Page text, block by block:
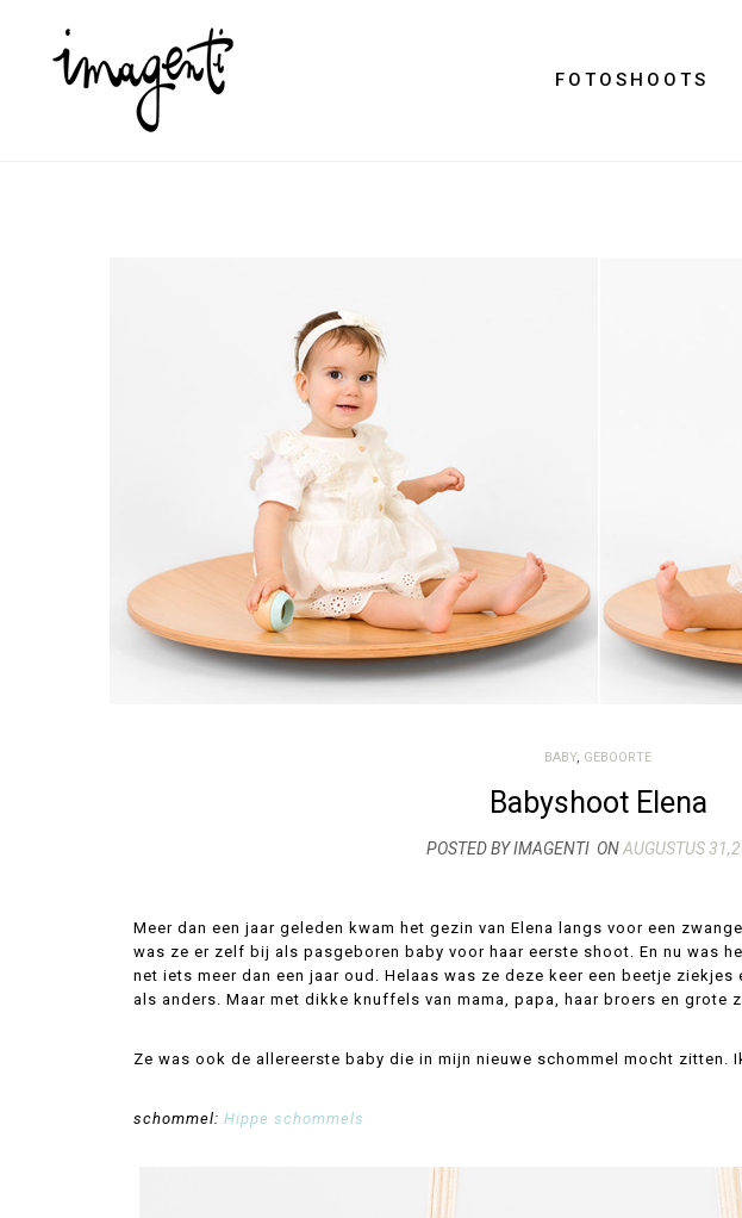
FOTOSHOOTS
BABY, GEBOORTE
Babyshoot Elena
POSTED BY IMAGENTI ONAUGUSTUS
Meer dan een jaar geleden kwam het gezin van Elena langs voor een
was ze er zelf bij als pasgeboren baby voor haar eerste shoot. En nu was
net iets meer dan een jaar oud. Helaas was ze deze keer een beetje
als anders. Maar met dikke knuffels van mama, papa, haar broers en grote
Ze was ook de allereerste baby die in mijn nieuwe schommel mocht zitten.
schommel: Hippe schommels